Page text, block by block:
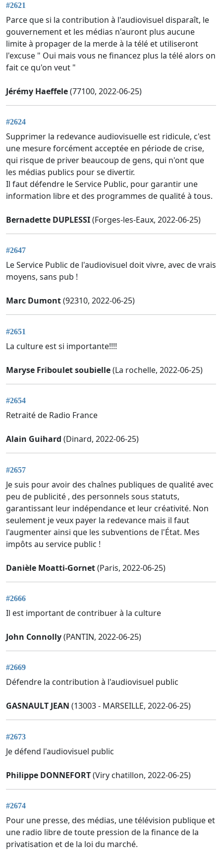
#2621
Parce que si la contribution à l'audiovisuel disparaît, le
gouvernement et les médias n'auront plus aucune
limite à propager de la merde à la télé et utiliseront
l'excuse " Oui mais vous ne financez plus la télé alors on
fait ce qu'on veut "
Jérémy Haeffele(77100, 2022-06-25)
#2624
Supprimer la redevance audiovisuelle est ridicule, c'est
une mesure forcément acceptée en période de crise,
qui risque de priver beaucoup de gens, qui n'ont que
les médias publics pour se divertir.
Il faut défendre le Service Public, pour garantir une
information libre et des programmes de qualité à tous.
Bernadette DUPLESSI(Forges-les-Eaux, 2022-06-25)
#2647
Le Service Public de l'audiovisuel doit vivre, avec de vrais
moyens, sans pub !
Marc Dumont(92310, 2022-06-25)
#2651
La culture est si importante!!!!
Maryse Friboulet soubielle(La rochelle, 2022-06-25)
#2654
Retraité de Radio France
Alain Guihard (Dinard, 2022-06-25)
#2657
Je suis pour avoir des chaînes publiques de qualité avec
peu de publicité , des personnels sous statuts,
garantissant leur indépendance et leur créativité. Non
seulement je veux payer la redevance mais il faut
l'augmenter ainsi que les subventions de l'État. Mes
impôts au service public !
Danièle Moatti-Gornet(Paris, 2022-06-25)
#2666
Il est important de contribuer à la culture
John Connolly(PANTIN, 2022-06-25)
#2669
Défendre la contribution à l'audiovisuel public
GASNAULT JEAN (13003 - MARSEILLE, 2022-06-25)
#2673
Je défend l'audiovisuel public
Philippe DONNEFORT(Viry chatillon, 2022-06-25)
#2674
Pour une presse, des médias, une télévision publique et
une radio libre de toute pression de la finance de la
privatisation et de la loi du marché.